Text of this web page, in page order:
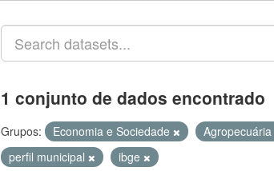
1 conjunto de dados encontrado
Grupos: Economia e Sociedade Agropecuária
perfil municipal
ibge